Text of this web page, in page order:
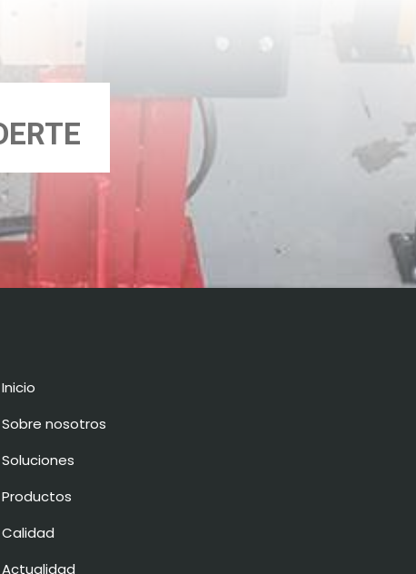
Inicio
Sobre nosotros
Soluciones
Productos
Calidad
Actualidad